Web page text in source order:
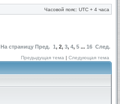
Часовой пояс: UTC + 4 часа
На страницу Пред. 1, 2, 3, 4, 5 ... 16 След.
Предыдущая тема | Следующая тема